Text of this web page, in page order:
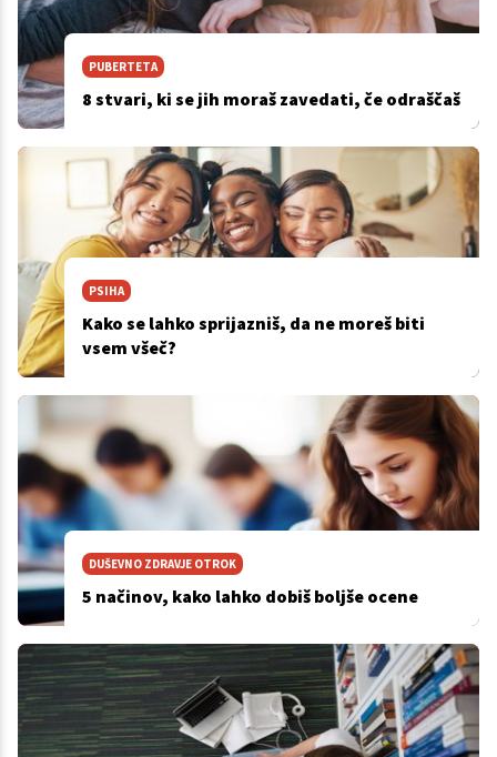
PUBERTETA
8 stvari, ki se jih moraš zavedati, če odraščaš
PSIHA
Kako se lahko sprijazniš, da ne moreš biti
vsem všeč?
DUŠEVNO ZDRAVJE OTROK
5 načinov, kako lahko dobiš boljše ocene